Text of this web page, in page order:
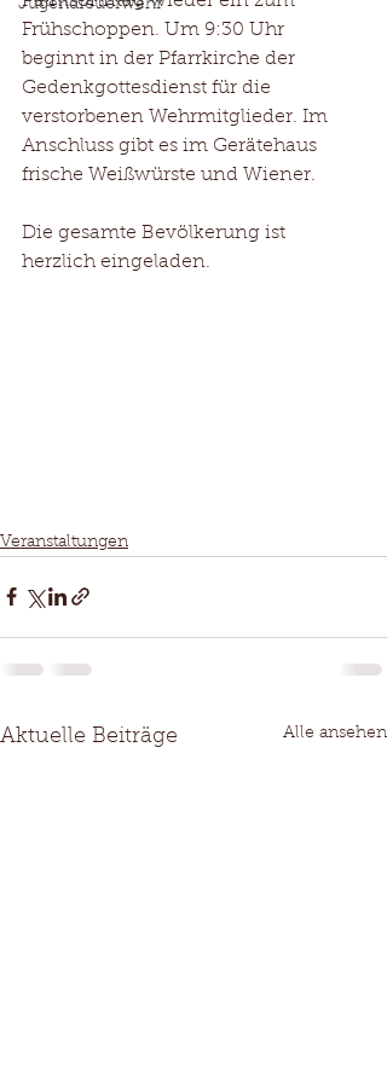
Jugendfeuerwehr
Frühschoppen. Um 9:30 Uhr
beginnt in der Pfarrkirche der
Gedenkgottesdienst für die
verstorbenen Wehrmitglieder. Im
Anschluss gibt es im Gerätehaus
frische Weißwürste und Wiener.
Die gesamte Bevölkerung ist
herzlich eingeladen.
Veranstaltungen
Aktuelle Beiträge Alle ansehen